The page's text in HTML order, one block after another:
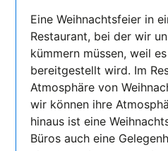
Eine Weihnachtsfeier in
Restaurant, bei der wir
kümmern müssen, weil
bereitgestellt wird. Im
Atmosphäre von
wir können ihre
hinaus ist eine
Büros auch eine